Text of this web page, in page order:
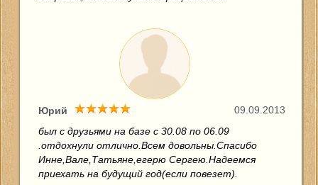
09.09.2013
Юрий
был с друзьями на базе с 30.08 по 06.09
.отдохнули отлично.Всем довольны.Спасибо
Инне,Вале,Татьяне,егерю Сергею.Надеемся
приехать на будущий год(если повезет).